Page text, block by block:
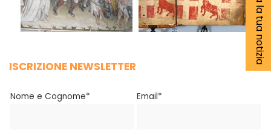
ISCRIZIONE NEWSLETTER
Nome e Cognome* Email*